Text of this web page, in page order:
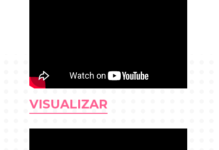
VISUALIZAR